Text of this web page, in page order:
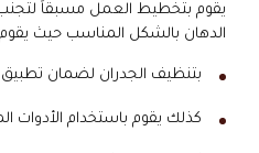
يقوم بتخطيط العمل مسبقاً
الدهان بالشكل المناسب حيث يقوم
بتنظيف الجدران لضمان تطبيق
كذلك يقوم باستخدام الأدوات